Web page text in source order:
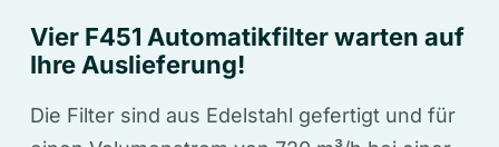
Vier F451 Automatikfilter warten auf
Ihre Auslieferung!
Die Filter sind aus Edelstahl gefertigt und für